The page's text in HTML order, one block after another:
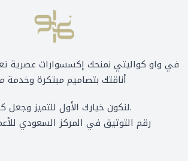
في واو كواليتي نمنحك إكسسوارات عصرية
أناقتك بتصاميم مبتكرة وخدمة
لنكون خيارك الأول للتميز وجعل كل إطلالة أكثر جمالًا.
رقم التوثيق في المركز السعودي للأعمال :